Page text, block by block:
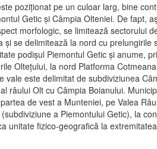
poziţionat pe un culoar larg, bine
Getic şi Câmpia Olteniei. De fapt,
morfologic, se limitează sectorului
se delimitează la nord cu prelungirile
podişul Piemontul Getic şi anume,
Olteţului, la nord Platforma
vale este delimitat de subdiviziunea
râului Olt cu Câmpia Boianului.
de vest a Munteniei, pe Valea
a Piemontului Getic), la
unitate fizico-geografică la